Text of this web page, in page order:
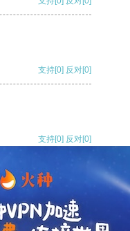
支持[0] 反对[0]
支持[0] 反对[0]
支持[0] 反对